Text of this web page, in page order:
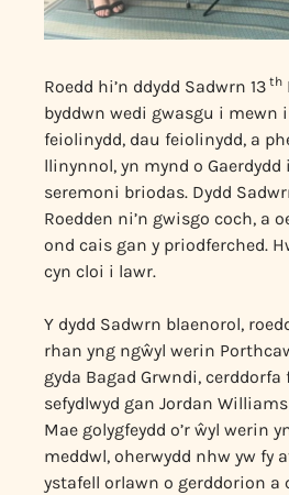
Roedd hi’n ddydd Sadwrn 13 th
byddwn wedi gwasgu i mewn
feiolinydd, dau feiolinydd, a
llinynnol, yn mynd o Gaerdydd
seremoni briodas. Dydd
Roedden ni’n gwisgo coch, a
ond cais gan y priodferched.
cyn cloi i lawr.
Y dydd Sadwrn blaenorol,
rhan yng ngŵyl werin
gyda Bagad Grwndi,
sefydlwyd gan Jordan Williams
Mae golygfeydd o’r ŵyl werin
meddwl, oherwydd nhw yw fy
ystafell orlawn o gerddorion a